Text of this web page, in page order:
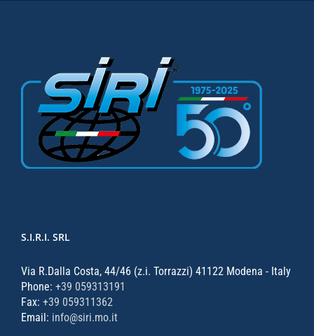
S.I.R.I. SRL
Via R.Dalla Costa, 44/46 (z.i. Torrazzi) 41122 Modena - Italy
Phone: +39 059313191
Fax: +39 059311362
Email: info@siri.mo.it